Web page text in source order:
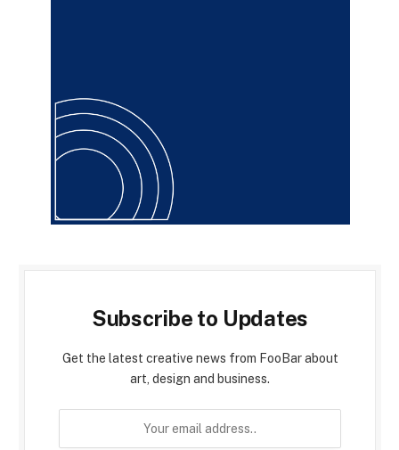
Subscribe to Updates
Get the latest creative news from FooBar about
art, design and business.